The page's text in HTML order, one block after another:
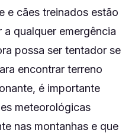
e cães treinados estão
qualquer emergência
possa ser tentador se
encontrar terreno
é importante
meteorológicas
nas montanhas e que